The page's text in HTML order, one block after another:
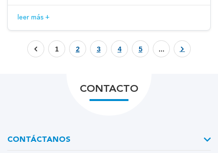
leer más +
1 2 3 4 5 ...
CONTACTO
CONTÁCTANOS